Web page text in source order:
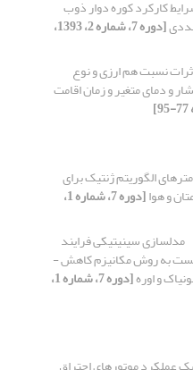
کارکرد کوره دوار ذوب
[دوره 7، شماره 2، 1393،
نسبت هم­ ارزی و نوع
و دمای متغیر و زمان اقامت
الگوریتم ژنتیک برای
و هوا [دوره 7، شماره 1،
مدل­سازی سینیتیکی فرایند
به­ روش مکانیزم کاهش
و اوره [دوره 7، شماره 1،